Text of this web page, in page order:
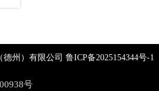
州）有限公司 鲁ICP备2025154344号-1
号